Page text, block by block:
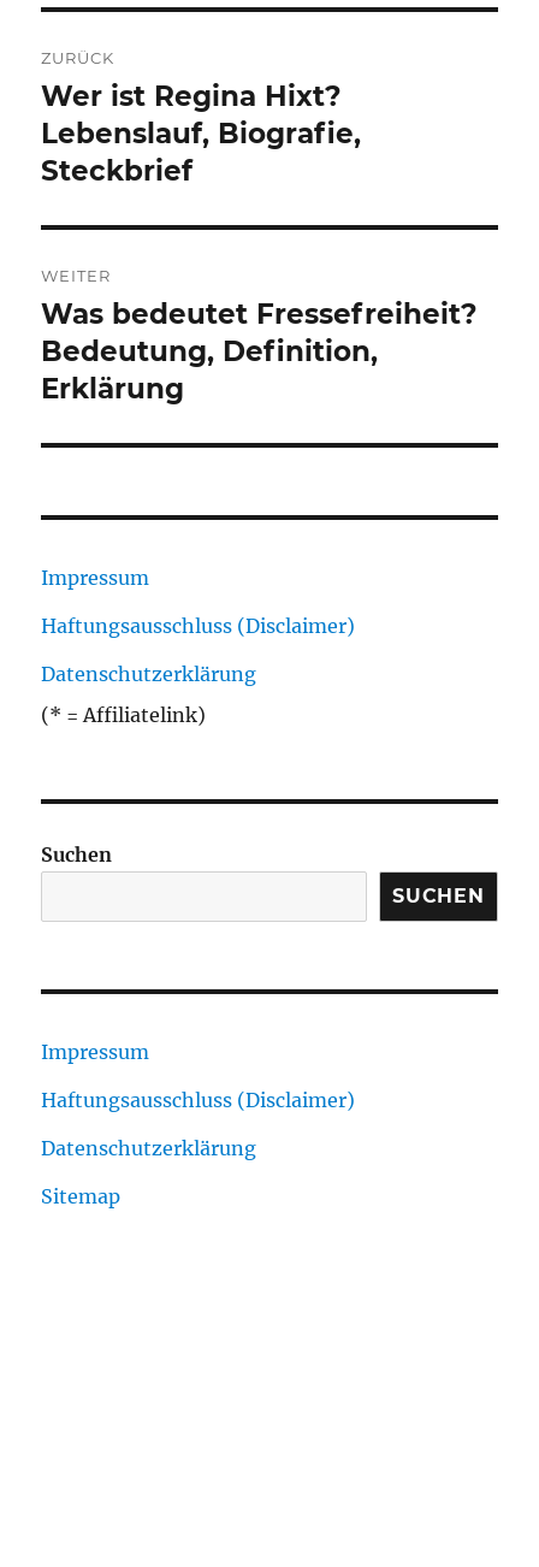
ZURÜCK
Vorheriger
Beitrag:
Wer ist Regina Hixt?
Lebenslauf, Biografie,
Steckbrief
WEITER
Nächster
Beitrag:
Was bedeutet Fressefreiheit?
Bedeutung, Definition,
Erklärung
Impressum
Haftungsausschluss (Disclaimer)
Datenschutzerklärung
(* = Affiliatelink)
Suchen
SUCHEN
Impressum
Haftungsausschluss (Disclaimer)
Datenschutzerklärung
Sitemap